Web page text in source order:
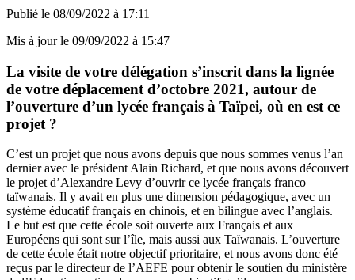
Publié le 08/09/2022 à 17:11
Mis à jour le 09/09/2022 à 15:47
La visite de votre délégation s’inscrit dans la lignée
de votre déplacement d’octobre 2021, autour de
l’ouverture d’un lycée français à Taïpei, où en est ce
projet ?
C’est un projet que nous avons depuis que nous sommes venus l’an
dernier avec le président Alain Richard, et que nous avons découvert
le projet d’Alexandre Levy d’ouvrir ce lycée français franco
taïwanais. Il y avait en plus une dimension pédagogique, avec un
système éducatif français en chinois, et en bilingue avec l’anglais.
Le but est que cette école soit ouverte aux Français et aux
Européens qui sont sur l’île, mais aussi aux Taïwanais. L’ouverture
de cette école était notre objectif prioritaire, et nous avons donc été
reçus par le directeur de l’AEFE pour obtenir le soutien du ministère